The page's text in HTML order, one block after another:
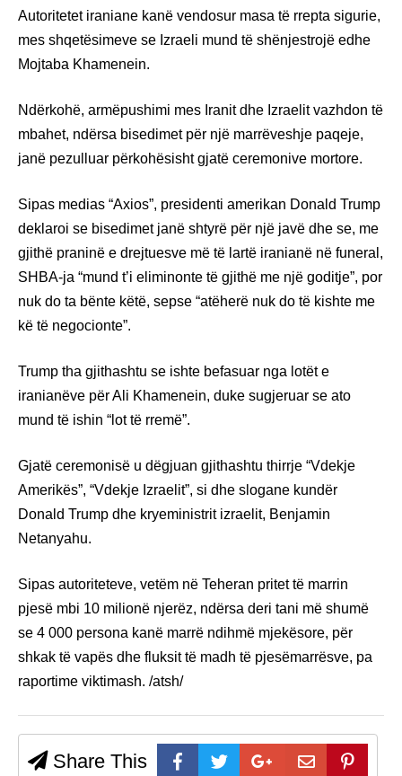
Autoritetet iraniane kanë vendosur masa të rrepta sigurie,
mes shqetësimeve se Izraeli mund të shënjestrojë edhe
Mojtaba Khamenein.
Ndërkohë, armëpushimi mes Iranit dhe Izraelit vazhdon të
mbahet, ndërsa bisedimet për një marrëveshje paqeje,
janë pezulluar përkohësisht gjatë ceremonive mortore.
Sipas medias “Axios”, presidenti amerikan Donald Trump
deklaroi se bisedimet janë shtyrë për një javë dhe se, me
gjithë praninë e drejtuesve më të lartë iranianë në funeral,
SHBA-ja “mund t’i eliminonte të gjithë me një goditje”, por
nuk do ta bënte këtë, sepse “atëherë nuk do të kishte me
kë të negocionte”.
Trump tha gjithashtu se ishte befasuar nga lotët e
iranianëve për Ali Khamenein, duke sugjeruar se ato
mund të ishin “lot të rremë”.
Gjatë ceremonisë u dëgjuan gjithashtu thirrje “Vdekje
Amerikës”, “Vdekje Izraelit”, si dhe slogane kundër
Donald Trump dhe kryeministrit izraelit, Benjamin
Netanyahu.
Sipas autoriteteve, vetëm në Teheran pritet të marrin
pjesë mbi 10 milionë njerëz, ndërsa deri tani më shumë
se 4 000 persona kanë marrë ndihmë mjekësore, për
shkak të vapës dhe fluksit të madh të pjesëmarrësve, pa
raportime viktimash. /atsh/
Share This